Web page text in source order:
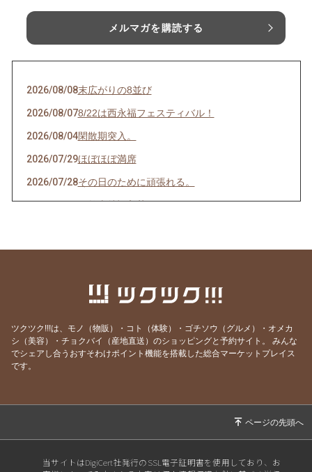
メルマガを購読する
2026/08/08末広がりの8並び
2026/08/078/22は西永福フェスティバル！
2026/08/04閑散期突入。
2026/07/29ほぼほぼ満席
2026/07/28その日のために頑張れる。
2026/07/27天然岩牡蠣入荷
2026/07/21明けましてお疲れ様！
2026/07/17 ご要望にお応えして。
2026/07/14 猛暑日の日は上々や！
2026/07/11焼き魚お好きですか？
ツクツク!!!は、モノ（物販）・コト（体験）・ゴチソウ（グルメ）・オメカ
シ（美容）・チョクバイ（産地直送）のショッピングと予約サイト。
みんな
でシェアし合うおすそわけポイント機能を搭載した総合マーケットプレイス
です。
当サイトはDigiCert社発行のSSL電子証明書を使用しており、お